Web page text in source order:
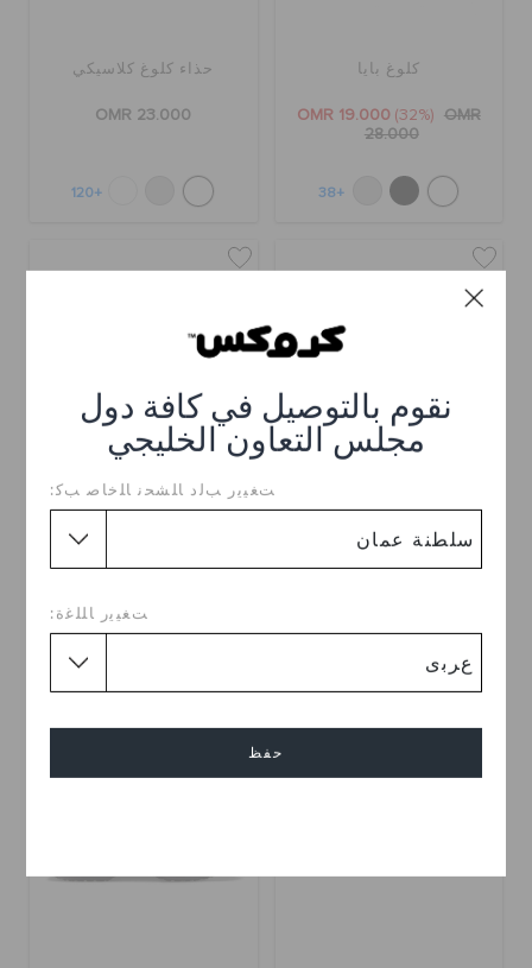
نقوم بالتوصيل في كافة دول
مجلس التعاون الخليجي
ﺖﻐﻴﻳﺭ ﺐﻟﺩ ﺎﻠﺸﺤﻧ ﺎﻠﺧﺎﺻ ﺐﻛ:
ﺖﻐﻴﻳﺭ ﺎﻠﻠﻏﺓ:
حفظ
كلوغ بايا
OMR 19.000 (32%)
OMR
28.000
+38
حذاء كلوغ كلاسيكي
OMR 23.000
+120
OMR 30.000
OMR 30.000